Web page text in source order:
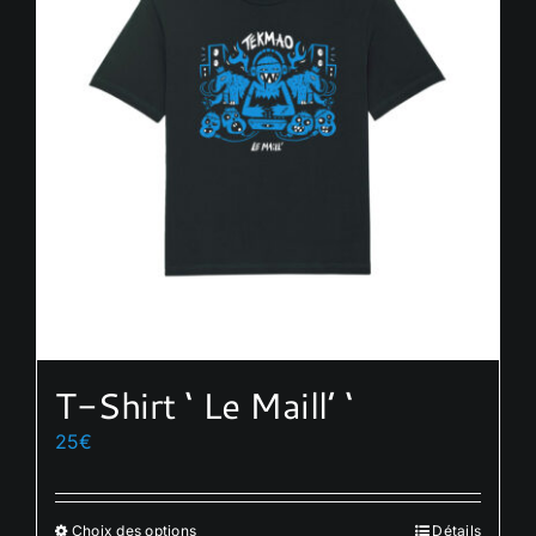
T-Shirt ‘ Le Maill’ ‘
25€
Choix des options Détails